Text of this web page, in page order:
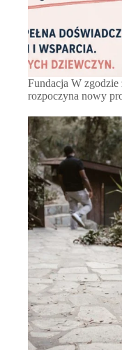
Fundacja W
rozpoczyna nowy